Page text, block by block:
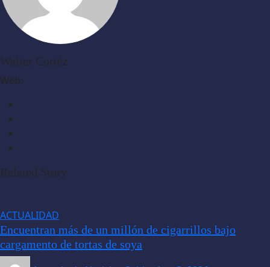
Walter Cortéz
Web:
Related Story
ACTUALIDAD
Encuentran más de un millón de cigarrillos bajo
cargamento de tortas de soya